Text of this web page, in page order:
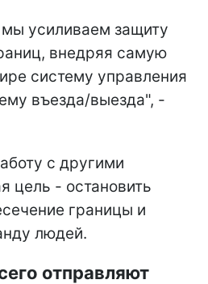
усиливаем защиту
внедряя самую
систему управления
въезда/выезда", -
с другими
цель - остановить
границы и
людей.
отправляют